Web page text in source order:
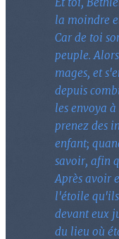
la moindre
Car de toi
peuple.
mages, et
depuis
les envoya
prenez des
enfant;
savoir, afin
Après avoir
l'étoile
devant eux
du lieu où